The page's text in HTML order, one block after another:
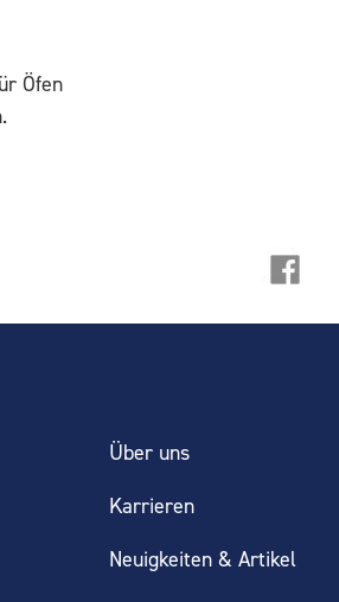
Öfen
Über uns
Karrieren
Neuigkeiten & Artikel